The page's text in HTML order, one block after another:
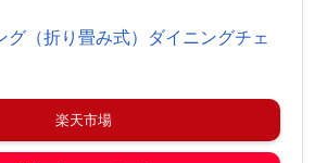
グ（折り畳み式）ダイニングチェ
楽天市場